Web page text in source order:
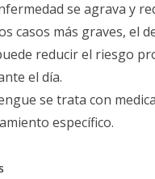
se agrava y
casos más graves, el
reducir el riesgo
el día.
se trata con
específico.